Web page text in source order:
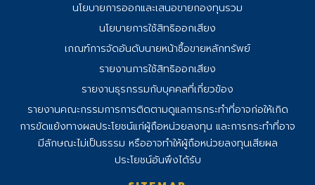
นโยบายการออกและเสนอขายกองทุนรวม
นโยบายการใช้สิทธิออกเสียง
เกณฑ์การจัดอันดับนายหน้าซื้อขายหลักทรัพย์
รายงานการใช้สิทธิออกเสียง
รายงานธุรกรรมกับบุคคลที่เกี่ยวข้อง
รายงานคณะกรรมการการติดตามดูแลการกระทําที่อาจก่อให้เกิด
การขัดแย้งทางผลประโยชน์แก่ผู้ถือหน่วยลงทุน และการกระทําที่อาจ
มีลักษณะไม่เป็นธรรม หรืออาจทําให้ผู้ถือหน่วยลงทุนเสียผล
ประโยชน์อันพึงได้รับ